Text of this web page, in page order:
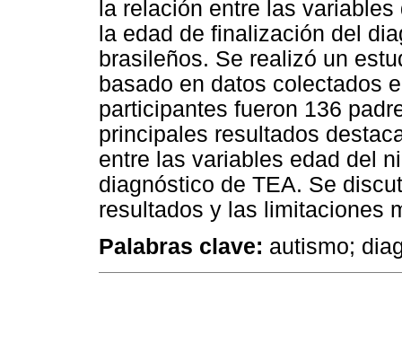
la relación entre las
la edad de finalización del
brasileños. Se realizó un
basado en datos colectados
participantes fueron 136
principales resultados
entre las variables edad del
diagnóstico de TEA. Se
resultados y las limitaciones
Palabras clave: autismo;